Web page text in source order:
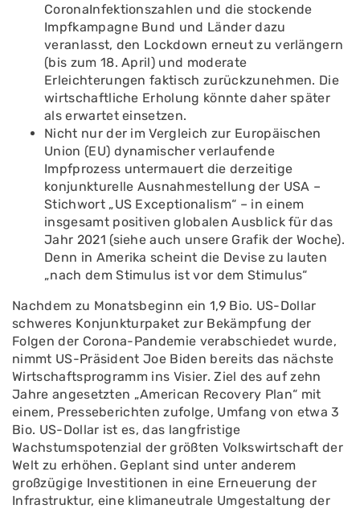
CoronaInfektionszahlen und die stockende
Impfkampagne Bund und Länder dazu
veranlasst, den Lockdown erneut zu verlängern
(bis zum 18. April) und moderate
Erleichterungen faktisch zurückzunehmen. Die
wirtschaftliche Erholung könnte daher später
als erwartet einsetzen.
Nicht nur der im Vergleich zur Europäischen
Union (EU) dynamischer verlaufende
Impfprozess untermauert die derzeitige
konjunkturelle Ausnahmestellung der USA –
Stichwort „US Exceptionalism“ – in einem
insgesamt positiven globalen Ausblick für das
Jahr 2021 (siehe auch unsere Grafik der Woche).
Denn in Amerika scheint die Devise zu lauten
„nach dem Stimulus ist vor dem Stimulus“
Nachdem zu Monatsbeginn ein 1,9 Bio. US-Dollar
schweres Konjunkturpaket zur Bekämpfung der
Folgen der Corona-Pandemie verabschiedet wurde,
nimmt US-Präsident Joe Biden bereits das nächste
Wirtschaftsprogramm ins Visier. Ziel des auf zehn
Jahre angesetzten „American Recovery Plan“ mit
einem, Presseberichten zufolge, Umfang von etwa 3
Bio. US-Dollar ist es, das langfristige
Wachstumspotenzial der größten Volkswirtschaft der
Welt zu erhöhen. Geplant sind unter anderem
großzügige Investitionen in eine Erneuerung der
Infrastruktur, eine klimaneutrale Umgestaltung der